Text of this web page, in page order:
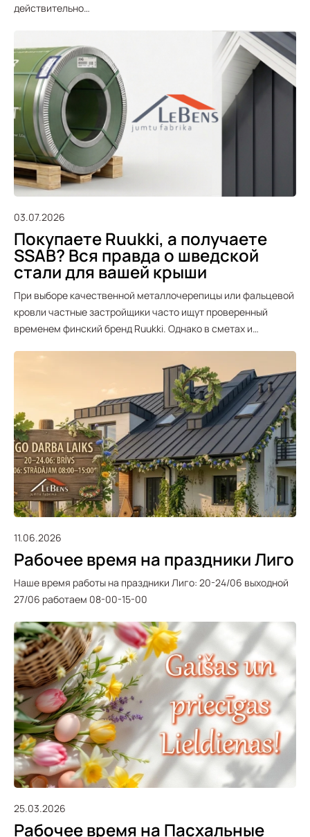
действительно…
03.07.2026
Покупаете Ruukki, а получаете
SSAB? Вся правда о шведской
стали для вашей крыши
При выборе качественной металлочерепицы или фальцевой
кровли частные застройщики часто ищут проверенный
временем финский бренд Ruukki. Однако в сметах и…
11.06.2026
Рабочее время на праздники Лиго
Наше время работы на праздники Лиго: 20-24/06 выходной
27/06 работаем 08-00-15-00
25.03.2026
Рабочее время на Пасхальные